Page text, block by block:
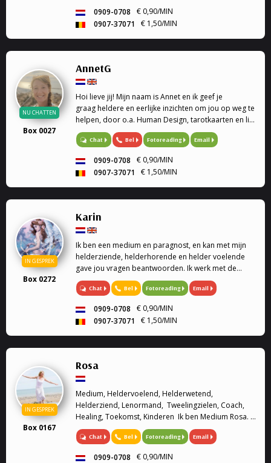
0909-0708
€ 0,90/MIN
0907-37071
€ 1,50/MIN
NU CHATTEN
Box 0027
AnnetG
Hoi lieve jij! Mijn naam is Annet en ik geef je
graag heldere en eerlijke inzichten om jou op weg te
helpen, door o.a. Human Design, tarotkaarten en life
coaching.
Chat Bel Fotoreading Email
0909-0708
€ 0,90/MIN
0907-37071
€ 1,50/MIN
IN GESPREK
Box 0272
Karin
Ik ben een medium en paragnost, en kan met mijn
helderziende, helderhorende en helder voelende
gave jou vragen beantwoorden. Ik werk met de
engelen kaarten en geef engelen readings en
healing. Mijn specialiteit is tweeling zielen, en liefde.
Chat Bel Fotoreading Email
0909-0708
€ 0,90/MIN
0907-37071
€ 1,50/MIN
IN GESPREK
Box 0167
Rosa
Medium, Heldervoelend, Helderwetend,
Helderziend, Lenormand, Tweelingzielen, Coach,
Healing, Toekomst, Kinderen Ik ben Medium Rosa. Ik
ben heldervoelend, helderwetend en helderziend.
Graag sta ik u te woord om u verder te helpen met
Chat Bel Fotoreading Email
0909-0708
€ 0,90/MIN